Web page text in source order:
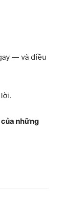
— và điều
những